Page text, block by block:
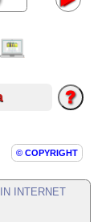
© COPYRIGHT
INTERNET